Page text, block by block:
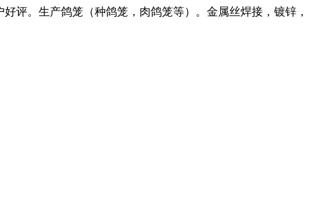
评。生产鸽笼（种鸽笼，肉鸽笼等）。金属丝焊接，镀锌，